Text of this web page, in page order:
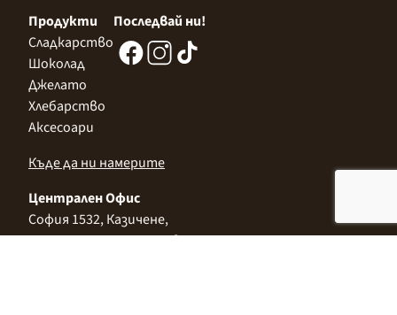
Продукти
Сладкарство
Шоколад
Джелато
Хлебарство
Аксесоари
Последвай ни!
Къде да ни намерите
Централен Офис
София 1532, Казичене,
Индустриална зона Север,